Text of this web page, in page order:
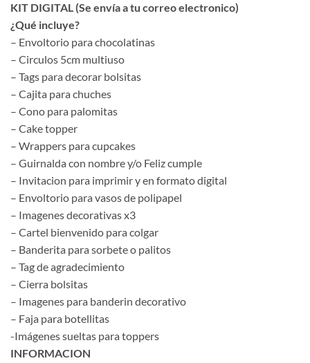
KIT DIGITAL (Se envía a tu correo electronico)
¿Qué incluye?
– Envoltorio para chocolatinas
– Circulos 5cm multiuso
– Tags para decorar bolsitas
– Cajita para chuches
– Cono para palomitas
– Cake topper
– Wrappers para cupcakes
– Guirnalda con nombre y/o Feliz cumple
– Invitacion para imprimir y en formato digital
– Envoltorio para vasos de polipapel
– Imagenes decorativas x3
– Cartel bienvenido para colgar
– Banderita para sorbete o palitos
– Tag de agradecimiento
– Cierra bolsitas
– Imagenes para banderin decorativo
– Faja para botellitas
-Imágenes sueltas para toppers
INFORMACION